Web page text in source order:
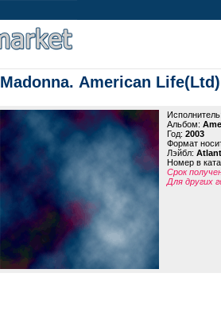
Madonna. American Life(Ltd)
Исполнитель:
Альбом:
Год: 2003
Формат
Лэйбл:
Номер в
Срок
Для других